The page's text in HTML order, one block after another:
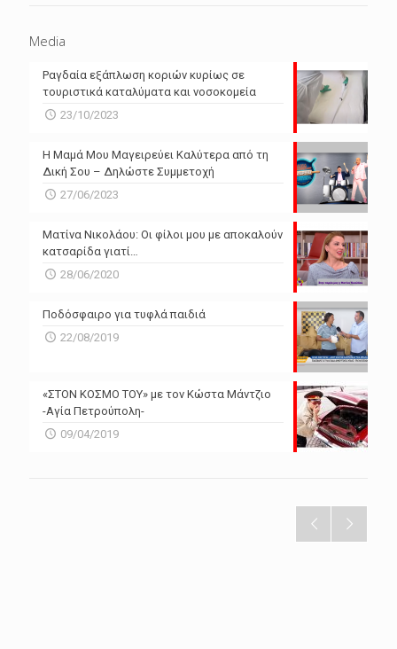
Media
Ραγδαία εξάπλωση κοριών κυρίως σε
τουριστικά καταλύματα και νοσοκομεία
23/10/2023
Η Μαμά Μου Μαγειρεύει Καλύτερα από τη
Δική Σου – Δηλώστε Συμμετοχή
27/06/2023
Ματίνα Νικολάου: Οι φίλοι μου με αποκαλούν
κατσαρίδα γιατί…
28/06/2020
Ποδόσφαιρο για τυφλά παιδιά
22/08/2019
«ΣΤΟΝ ΚΟΣΜΟ ΤΟΥ» με τον Κώστα Μάντζιο
-Αγία Πετρούπολη-
09/04/2019